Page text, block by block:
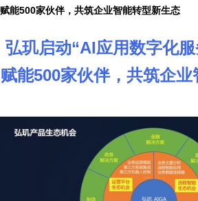
赋能500家伙伴，共筑企业智能转型新生态
弘玑启动“AI应用数字化
赋能500家伙伴，共筑企